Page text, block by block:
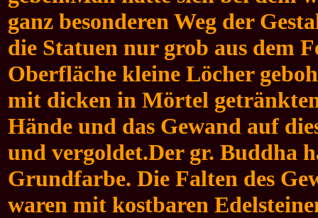
ganz besonderen Weg der
die Statuen nur grob aus dem
Oberfläche kleine Löcher
mit dicken in Mörtel
Hände und das Gewand auf
und vergoldet.Der gr. Buddha
Grundfarbe. Die Falten des
waren mit kostbaren